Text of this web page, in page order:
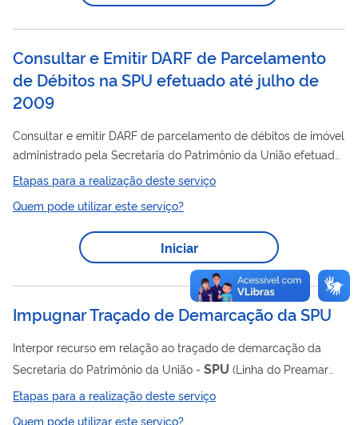
Consultar e Emitir DARF de Parcelamento
de Débitos na SPU efetuado até julho de
2009
Consultar e emitir DARF de parcelamento de débitos de imóvel
administrado pela Secretaria do Patrimônio da União efetuado
até julho de 2009.
Etapas para a realização deste serviço
Quem pode utilizar este serviço?
Iniciar
Impugnar Traçado de Demarcação da SPU
Interpor recurso em relação ao traçado de demarcação da
Secretaria do Patrimônio da União - SPU (Linha do Preamar
Médio - LPM ou Linha Média das Enchentes Ordinárias -
LMEO). Os dados do imóvel notificado devem ser informados
Etapas para a realização deste serviço
Quem pode utilizar este serviço?